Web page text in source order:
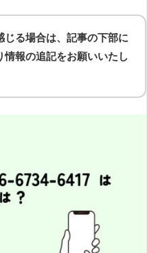
じる場合は、記事の下部に
情報の追記をお願いいたし